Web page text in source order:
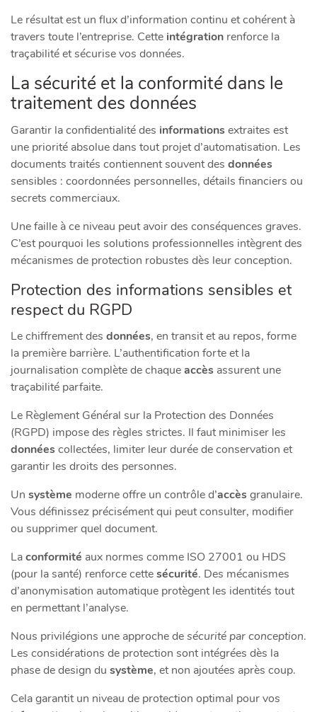
Le résultat est un flux d’information continu et cohérent à
travers toute l’entreprise. Cette intégration renforce la
traçabilité et sécurise vos données.
La sécurité et la conformité dans le
traitement des données
Garantir la confidentialité des informationsextraites est
une priorité absolue dans tout projet d’automatisation. Les
documents traités contiennent souvent des données
sensibles : coordonnées personnelles, détails financiers ou
secrets commerciaux.
Une faille à ce niveau peut avoir des conséquences graves.
C’est pourquoi les solutions professionnelles intègrent des
mécanismes de protection robustes dès leur conception.
Protection des informations sensibles et
respect du RGPD
Le chiffrement des données, en transit et au repos, forme
la première barrière. L’authentification forte et la
journalisation complète de chaqueaccès assurent une
traçabilité parfaite.
Le Règlement Général sur la Protection des Données
(RGPD) impose des règles strictes. Il faut minimiser les
donnéescollectées, limiter leur durée de conservation et
garantir les droits des personnes.
Un système moderne offre un contrôle d’accèsgranulaire.
Vous définissez précisément qui peut consulter, modifier
ou supprimer quel document.
Laconformité aux normes comme ISO 27001 ou HDS
(pour la santé) renforce cettesécurité. Des mécanismes
d’anonymisation automatique protègent les identités tout
en permettant l’analyse.
Nous privilégions une approche desécurité par conception.
Les considérations de protection sont intégrées dès la
phase de design du système, et non ajoutées après coup.
Cela garantit un niveau de protection optimal pour vos